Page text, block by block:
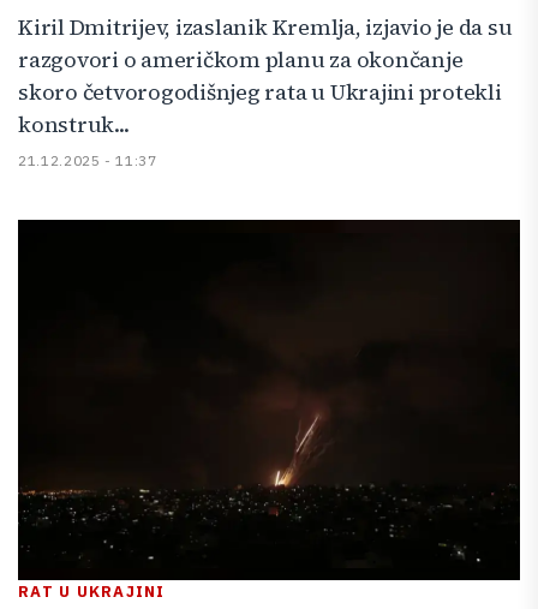
Kiril Dmitrijev, izaslanik Kremlja, izjavio je da su
razgovori o američkom planu za okončanje
skoro četvorogodišnjeg rata u Ukrajini protekli
konstruk...
21.12.2025 - 11:37
RAT U UKRAJINI